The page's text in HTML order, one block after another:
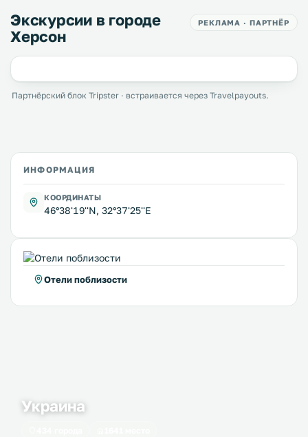
Экскурсии в городе
Херсон
РЕКЛАМА · ПАРТНЁР
Партнёрский блок Tripster · встраивается через Travelpayouts.
ИНФОРМАЦИЯ
КООРДИНАТЫ
46°38'19''N, 32°37'25''E
Отели поблизости
Украина